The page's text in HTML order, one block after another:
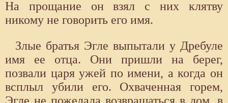
На прощание он взял с них клятву
никому не говорить его имя.
Злые братья Эгле выпытали у Дребуле
имя ее отца. Они пришли на берег,
позвали царя ужей по имени, а когда он
всплыл убили его. Охваченная горем,